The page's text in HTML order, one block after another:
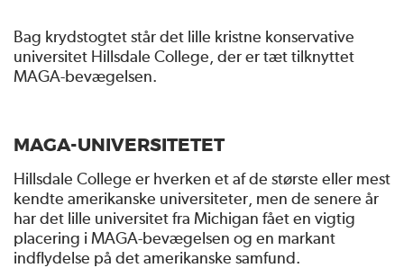
Bag krydstogtet står det lille kristne konservative
universitet Hillsdale College, der er tæt tilknyttet
MAGA-bevægelsen.
MAGA-UNIVERSITETET
Hillsdale College er hverken et af de største eller mest
kendte amerikanske universiteter, men de senere år
har det lille universitet fra Michigan fået en vigtig
placering i MAGA-bevægelsen og en markant
indflydelse på det amerikanske samfund.